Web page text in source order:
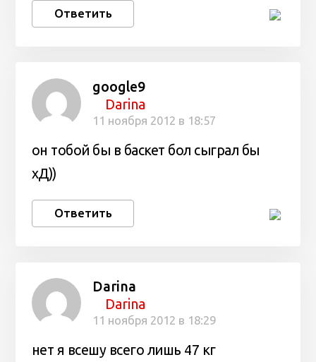
Ответить
google9
Darina
11 ноября 2012 в 18:57
он тобой бы в баскет бол сыграл бы
хД))
Ответить
Darina
Darina
11 ноября 2012 в 18:29
нет я всешу всего лишь 47 кг